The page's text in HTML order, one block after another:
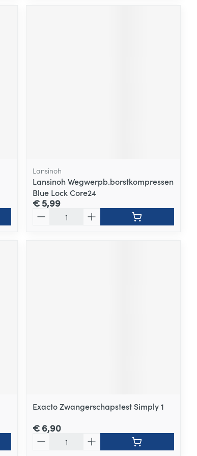
Lansinoh
Lansinoh Wegwerpb.borstkompressen
Blue Lock Core24
€ 5,99
Exacto Zwangerschapstest Simply 1
€ 6,90